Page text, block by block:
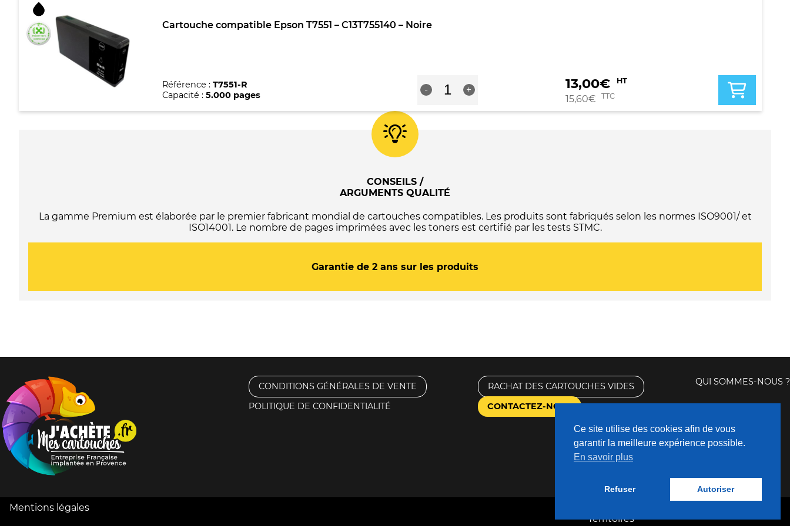
Cartouche compatible Epson T7551 – C13T755140 – Noire
Référence :T7551-R
Capacité :5.000 pages -
de
compatible
+ 13,00€ HT
15,60€ TTC
CONSEILS /
ARGUMENTS QUALITÉ
La gamme Premium est élaborée par le premier fabricant mondial de cartouches compatibles. Les produits sont fabriqués selon les normes ISO9001/ et
ISO14001. Le nombre de pages imprimées avec les toners est certifié par les tests STMC.
Garantie de 2 ans sur les produits
CONDITIONS GÉNÉRALES DE VENTE
POLITIQUE DE CONFIDENTIALITÉ
RACHAT DES CARTOUCHES VIDES
CONTACTEZ-NOUS
QUI SOMMES-NOUS ?
Mentions légales
Territoires
Ce site utilise des cookies afin de vous
garantir la meilleure expérience possible.
En savoir plus
Refuser Autoriser